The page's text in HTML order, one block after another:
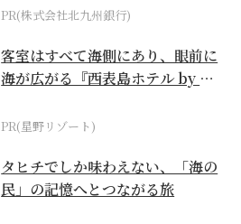
PR(株式会社北九州銀行)
客室はすべて海側にあり、眼前に
海が広がる『西表島ホテル by 星
PR(星野リゾート)
タヒチでしか味わえない、「海の
民」の記憶へとつながる旅